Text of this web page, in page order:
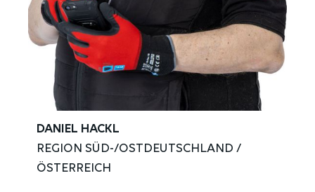
DANIEL HACKL
REGION SÜD-/OSTDEUTSCHLAND /
ÖSTERREICH